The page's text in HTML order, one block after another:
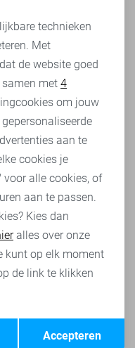
een Red Button rok.
voor een tijdloze en
met een print of kleur
te geven. Zorg
mooi in de rok
de gelegenheid.
een uitstekende
je een elegante
Red Button. Kies voor
voor een klassieke
kun je de Red
of zelfs
en relaxte touch,
breken. Bij een Red
Opslaan
technieken
Met
de website goed
met 4
om jouw
aan te
cookies je
voor alle cookies, of
aan te passen.
Kies dan
alles over onze
kunt op elk moment
de link te klikken
Accepteren